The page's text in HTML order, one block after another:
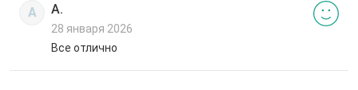
А А.
28 января 2026
Все отлично